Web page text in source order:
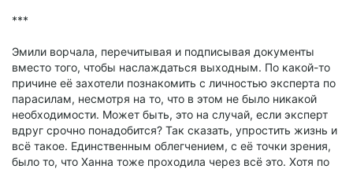
***
Эмили ворчала, перечитывая и подписывая документы
вместо того, чтобы наслаждаться выходным. По какой-то
причине её захотели познакомить с личностью эксперта по
парасилам, несмотря на то, что в этом не было никакой
необходимости. Может быть, это на случай, если эксперт
вдруг срочно понадобится? Так сказать, упростить жизнь и
всё такое. Единственным облегчением, с её точки зрения,
было то, что Ханна тоже проходила через всё это. Хотя по